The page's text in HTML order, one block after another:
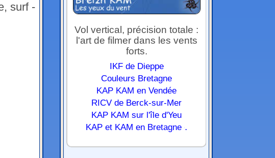
surf -
Vol vertical, précision totale :
l'art de filmer dans les vents
forts.
IKF de Dieppe
Couleurs Bretagne
KAP KAM en Vendée
RICV de Berck-sur-Mer
KAP KAM sur l'île d'Yeu
KAP et KAM en Bretagne .